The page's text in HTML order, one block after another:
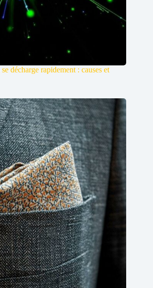
décharge rapidement : causes et